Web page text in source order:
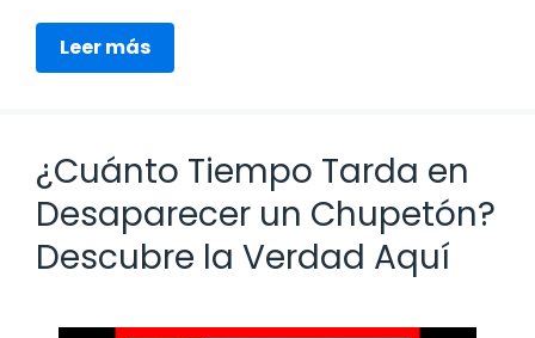
Leer más
¿Cuánto Tiempo Tarda en
Desaparecer un Chupetón?
Descubre la Verdad Aquí